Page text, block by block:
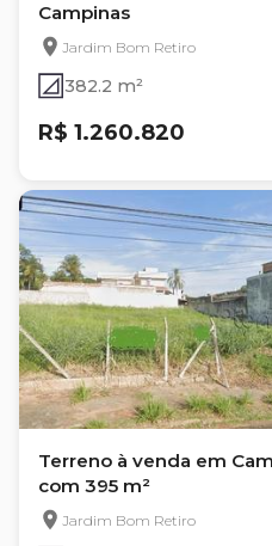
Campinas
Jardim Bom Retiro
382.2 m²
R$ 1.260.820
Terreno à venda em
com 395 m²
Jardim Bom Retiro